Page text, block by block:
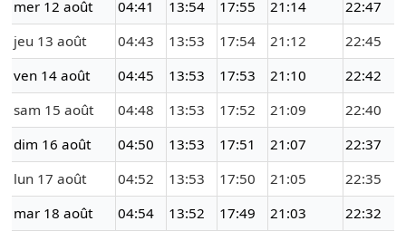
mer 12 août
04:41 13:54 17:55 21:14
22:47
jeu 13 août
04:43 13:53 17:54 21:12
22:45
ven 14 août
04:45 13:53 17:53 21:10
22:42
sam 15 août
04:48 13:53 17:52 21:09
22:40
dim 16 août
04:50 13:53 17:51 21:07
22:37
lun 17 août
04:52 13:53 17:50 21:05
22:35
mar 18 août
04:54 13:52 17:49 21:03
22:32